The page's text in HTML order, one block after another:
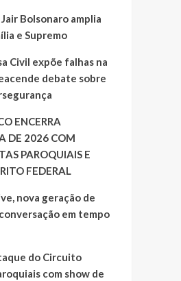
Bolsonaro amplia
e Supremo
Civil expõe falhas na
debate sobre
ENCERRA
DE 2026 COM
PAROQUIAIS E
FEDERAL
nova geração de
em tempo
do Circuito
com show de